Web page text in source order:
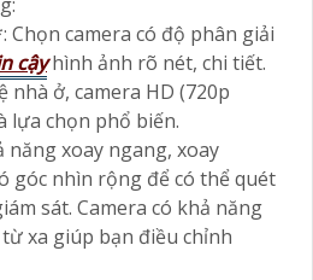
camera có độ phân giải
cậyhình ảnh rõ nét, chi tiết.
nhà ở, camera HD (720p
lựa chọn phổ biến.
năng xoay ngang, xoay
góc nhìn rộng để có thể quét
sát. Camera có khả năng
xa giúp bạn điều chỉnh